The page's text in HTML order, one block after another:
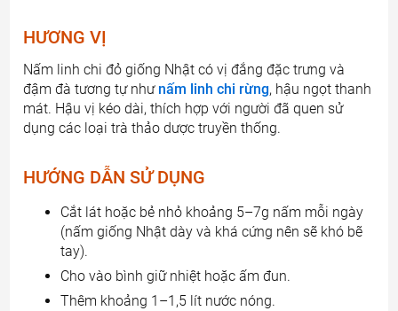
HƯƠNG VỊ
Nấm linh chi đỏ giống Nhật có vị đắng đặc trưng và
đậm đà tương tự như nấm linh chi rừng, hậu ngọt thanh
mát. Hậu vị kéo dài, thích hợp với người đã quen sử
dụng các loại trà thảo dược truyền thống.
HƯỚNG DẪN SỬ DỤNG
Cắt lát hoặc bẻ nhỏ khoảng 5–7g nấm mỗi ngày
(nấm giống Nhật dày và khá cứng nên sẽ khó bẽ
tay).
Cho vào bình giữ nhiệt hoặc ấm đun.
Thêm khoảng 1–1,5 lít nước nóng.